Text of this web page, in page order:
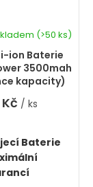
ion Baterie
3500mah
kapacity)
(>50 ks)
/ ks
Baterie